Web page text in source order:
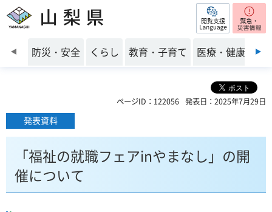
山梨県 閲覧支援
前のスライドを表示
防災・安全 くらし 教育・子育て 医療・健康・福
ページID：122056 発表日：2025年7月29日
発表資料
「福祉の就職フェアinやまなし」の開
催について